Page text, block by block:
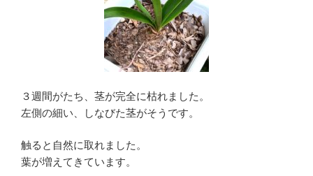
３週間がたち、茎が完全に枯れました。
左側の細い、しなびた茎がそうです。
触ると自然に取れました。
葉が増えてきています。